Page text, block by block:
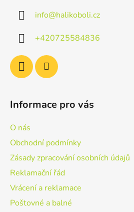
info@halikoboli.cz
+420725584836
Informace pro vás
O nás
Obchodní podmínky
Zásady zpracování osobních údajů
Reklamační řád
Vrácení a reklamace
Poštovné a balné